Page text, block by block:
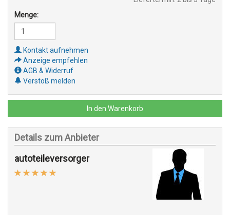
Menge:
Kontakt aufnehmen
Anzeige empfehlen
AGB & Widerruf
Verstoß melden
In den Warenkorb
Details zum Anbieter
autoteileversorger